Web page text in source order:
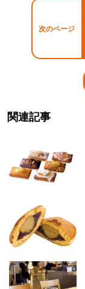
次のページ
関連記事